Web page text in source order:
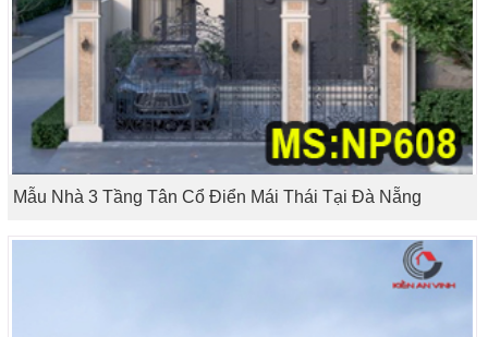
Mẫu Nhà 3 Tầng Tân Cổ Điển Mái Thái Tại Đà Nẵng